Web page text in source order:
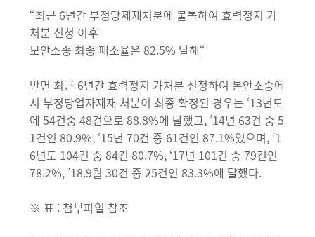
“최근 6년간 부정당제재처분에 불복하여 효력정지 가
처분 신청 이후
보안소송 최종 패소율은 82.5% 달해“
반면 최근 6년간 효력정지 가처분 신청하여 본안소송에
서 부정당업자제재 처분이 최종 확정된 경우는 ‘13년도
에 54건중 48건으로 88.8%에 달했고, ’14년 63건 중 5
1건인 80.9%, ‘15년 70건 중 61건인 87.1%였으며, ’1
6년도 104건 중 84건 80.7%, ‘17년 101건 중 79건인
78.2%, ’18.9월 30건 중 25건인 83.3%에 달했다.
※ 표 : 첨부파일 참조